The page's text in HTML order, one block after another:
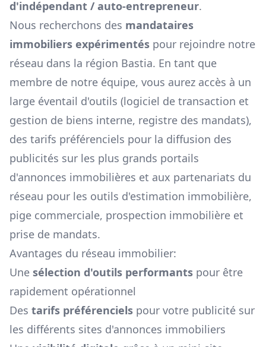
d'indépendant / auto-entrepreneur.
Nous recherchons des mandataires
immobiliers expérimentés pour rejoindre notre
réseau dans la région Bastia. En tant que
membre de notre équipe, vous aurez accès à un
large éventail d'outils (logiciel de transaction et
gestion de biens interne, registre des mandats),
des tarifs préférenciels pour la diffusion des
publicités sur les plus grands portails
d'annonces immobilières et aux partenariats du
réseau pour les outils d'estimation immobilière,
pige commerciale, prospection immobilière et
prise de mandats.
Avantages du réseau immobilier:
Une sélection d'outils performants pour être
rapidement opérationnel
Des tarifs préférenciels pour votre publicité sur
les différents sites d'annonces immobiliers